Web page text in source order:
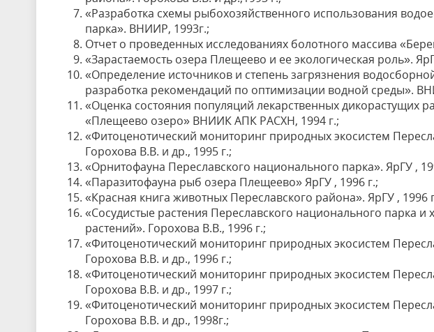
«Разработка схемы рыбохозяйственного использования
парка». ВНИИР, 1993г.;
Отчет о проведенных исследованиях болотного массива
«Зарастаемость озера Плещеево и ее экологическая роль».
«Определение источников и степень загрязнения
разработка рекомендаций по оптимизации водной среды».
«Оценка состояния популяций лекарственных дикорастущих
«Плещеево озеро» ВНИИК АПК РАСХН, 1994 г.;
«Фитоценотический мониторинг природных экосистем
Горохова В.В. и др., 1995 г.;
«Орнитофауна Переславского национального парка». ЯрГУ ,
«Паразитофауна рыб озера Плещеево» ЯрГУ , 1996 г.;
«Красная книга животных Переславского района». ЯрГУ , 1996
«Сосудистые растения Переславского национального парка
растений». Горохова В.В., 1996 г.;
«Фитоценотический мониторинг природных экосистем
Горохова В.В. и др., 1996 г.;
«Фитоценотический мониторинг природных экосистем
Горохова В.В. и др., 1997 г.;
«Фитоценотический мониторинг природных экосистем
Горохова В.В. и др., 1998г.;